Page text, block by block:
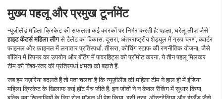
मुख्य पहलू और प्रमुख टूर्नामेंट
न्यूज़ीलैंड महिला क्रिकेट की सफलता कई कारकों पर निर्भर करती है: पहला, घरेलू लीज़ जैसे
हाइट कॅटर्स महिला लीगसे टैलेंट का विकास. दूसरा, अंतरराष्ट्रीय शेड्यूल में ग्रुप चरण, क्वार्टर
फाइनल और फ़ाइनल में लगातार प्रतिस्पर्धा. तीसरा, कोचिंग स्टाफ की रणनीतिक योजना, जैसे
बॉलिंग में स्पिनर का उपयोग और बॅटिंग में पावरहिट्स को प्रॉमोट करना. ये तीन पहलू मिलकर
टीम की विश्व-स्तर की प्रतिस्पर्धा क्षमता को बढ़ाते हैं.
जब हम नज़रिया बदलते हैं तो पता चलता है कि न्यूज़ीलैंड की महिला टीम ने हाल ही मेंइंडिया
महिला क्रिकेटके खिलाफ कई हॉट मैच जीते हैं. इन जीतों ने न केवल रैंकिंग में सुधार किया,